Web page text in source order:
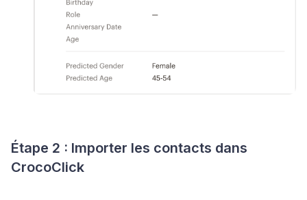
Étape 2 : Importer les contacts dans
CrocoClick